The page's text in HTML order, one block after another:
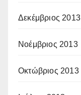
Δεκέμβριος 2013
Νοέμβριος 2013
Οκτώβριος 2013